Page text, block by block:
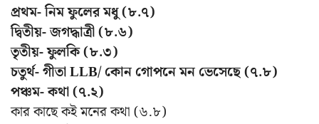
প্রথম- নিম ফুলের মধু (৮.৭)
দ্বিতীয়- জগদ্ধাত্রী (৮.৬)
তৃতীয়- ফুলকি (৮.৩)
চতুর্থ- গীতা LLB/ কোন গোপনে মন ভেসেছে (৭.৮)
পঞ্চম- কথা (৭.২)
কার কাছে কই মনের কথা (৬.৮)